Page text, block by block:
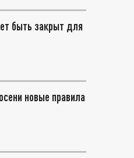
быть закрыт для
новые правила